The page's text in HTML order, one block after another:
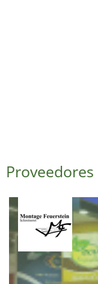
Proveedores